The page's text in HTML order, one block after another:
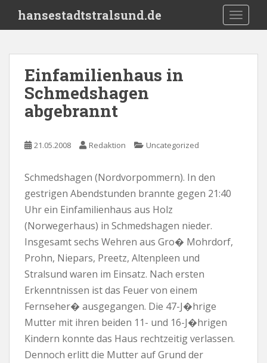
i
hansestadtstralsund.de
Einfamilienhaus in
Schmedshagen
abgebrannt
21.05.2008 Redaktion Uncategorized
Schmedshagen (Nordvorpommern). In den
gestrigen Abendstunden brannte gegen 21:40
Uhr ein Einfamilienhaus aus Holz
(Norwegerhaus) in Schmedshagen nieder.
Insgesamt sechs Wehren aus Gro� Mohrdorf,
Prohn, Niepars, Preetz, Altenpleen und
Stralsund waren im Einsatz. Nach ersten
Erkenntnissen ist das Feuer von einem
Fernseher� ausgegangen. Die 47-J�hrige
Mutter mit ihren beiden 11- und 16-J�hrigen
Kindern konnte das Haus rechtzeitig verlassen.
Dennoch erlitt die Mutter auf Grund der